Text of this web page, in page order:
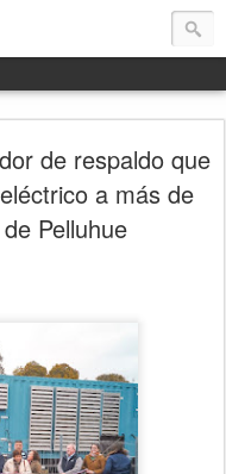
de respaldo que
a más de
Pelluhue